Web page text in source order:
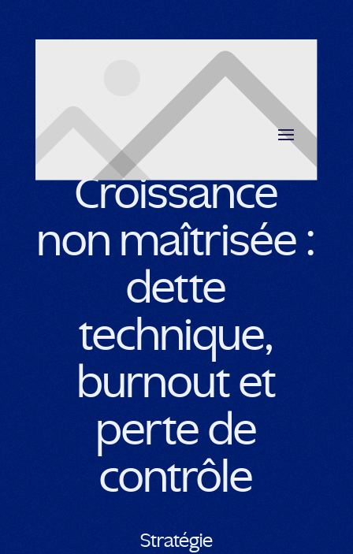
Retour au blog
Croissance
non maîtrisée :
dette
technique,
burnout et
perte de
contrôle
Stratégie